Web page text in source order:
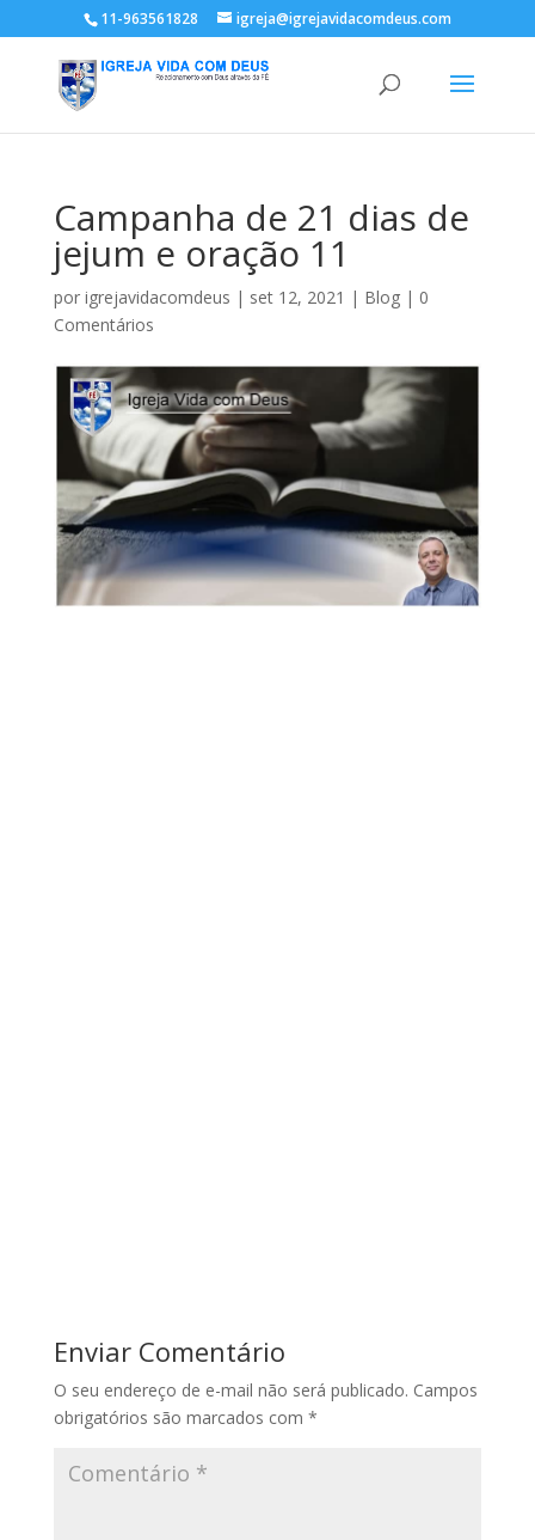
11-963561828 igreja@igrejavidacomdeus.com
Campanha de 21 dias de
jejum e oração 11
por igrejavidacomdeus | set 12, 2021 | Blog| 0
Comentários
Enviar Comentário
O seu endereço de e-mail não será publicado. Campos
obrigatórios são marcados com *